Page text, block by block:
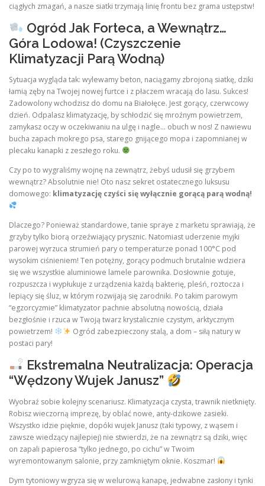
ciągłych zmagań, a nasze siatki trzymają linię frontu bez grama ustępstw!
Ogród Jak Forteca, a Wewnątrz…
Góra Lodowa! (Czyszczenie
Klimatyzacji Parą Wodną)
Sytuacja wygląda tak: wylewamy beton, naciągamy zbrojoną siatkę, dziki
łamią zęby na Twojej nowej furtce i z płaczem wracają do lasu. Sukces!
Zadowolony wchodzisz do domu na Białołęce. Jest gorący, czerwcowy
dzień. Odpalasz klimatyzację, by schłodzić się mroźnym powietrzem,
zamykasz oczy w oczekiwaniu na ulgę i nagle… obuch w nos! Z nawiewu
bucha zapach mokrego psa, starego gnijącego mopa i zapomnianej w
plecaku kanapki z zeszłego roku.
Czy po to wygraliśmy wojnę na zewnątrz, żebyś udusił się grzybem
wewnątrz? Absolutnie nie! Oto nasz sekret ostatecznego luksusu
domowego: klimatyzację czyści się wyłącznie gorącą parą wodną!
Dlaczego? Ponieważ standardowe, tanie spraye z marketu sprawiają, że
grzyby tylko biorą orzeźwiający prysznic. Natomiast uderzenie myjki
parowej wyrzuca strumień pary o temperaturze ponad 100°C pod
wysokim ciśnieniem! Ten potężny, gorący podmuch brutalnie wdziera
się we wszystkie aluminiowe lamele parownika. Dosłownie gotuje,
rozpuszcza i wypłukuje z urządzenia każdą bakterię, pleśń, roztocza i
lepiący się śluz, w którym rozwijają się zarodniki. Po takim parowym
“egzorcyzmie” klimatyzator pachnie absolutną nowością, działa
bezgłośnie i rzuca w Twoją twarz krystalicznie czystym, arktycznym
powietrzem!
Ogród zabezpieczony stalą, a dom – siłą natury w
postaci pary!
Ekstremalna Neutralizacja: Operacja
“Wędzony Wujek Janusz”
Wyobraź sobie kolejny scenariusz. Klimatyzacja czysta, trawnik nietknięty.
Robisz wieczorną imprezę, by oblać nowe, anty-dzikowe zasieki.
Wszystko idzie pięknie, dopóki wujek Janusz (taki typowy, z wąsem i
zawsze wiedzący najlepiej) nie stwierdzi, że na zewnątrz są dziki, więc
on zapali papierosa “tylko jednego, po cichu” w Twoim
wyremontowanym salonie, przy zamkniętym oknie. Koszmar!
Dym tytoniowy wgryza się w welurową kanapę, jedwabne zasłony i tynki